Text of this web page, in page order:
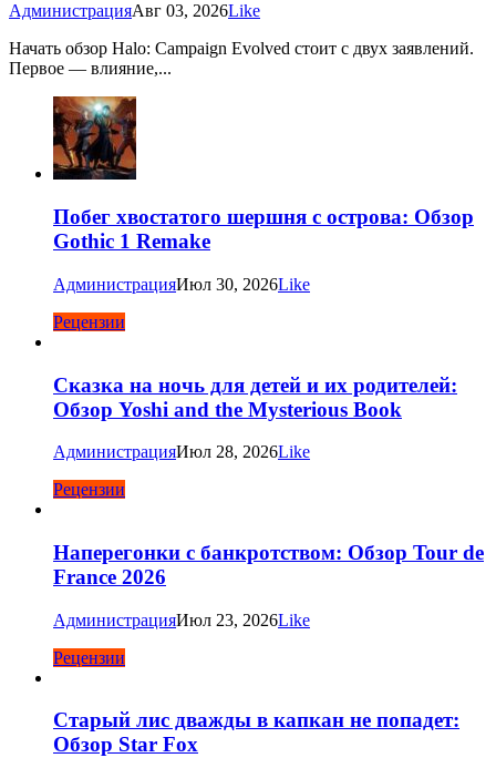
АдминистрацияАвг 03, 2026Like
Начать обзор Halo: Campaign Evolved стоит с двух заявлений.
Первое — влияние,...
Побег хвостатого шершня с острова: Обзор
Gothic 1 Remake
АдминистрацияИюл 30, 2026Like
Рецензии
Сказка на ночь для детей и их родителей:
Обзор Yoshi and the Mysterious Book
АдминистрацияИюл 28, 2026Like
Рецензии
Наперегонки с банкротством: Обзор Tour de
France 2026
АдминистрацияИюл 23, 2026Like
Рецензии
Старый лис дважды в капкан не попадет:
Обзор Star Fox